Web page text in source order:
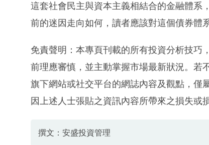
這套社會民主與資本主義相結合的金融體系
前的迷因走向如何，讀者應該對這個債券體
免責聲明：本專頁刊載的所有投資分析技巧
前理應審慎，並主動掌握市場最新狀況。若
旗下網站或社交平台的網誌內容及觀點，僅
因上述人士張貼之資訊內容所帶來之損失或
撰文：安盛投資管理